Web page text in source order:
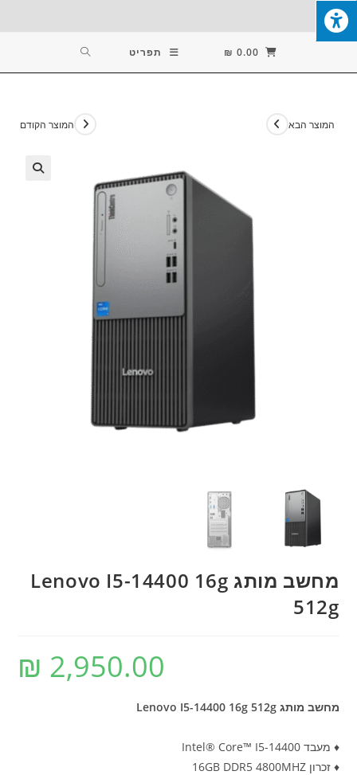
Skip
To
₪ 0.00 תפריט
המוצר הקודם המוצר הבא
מחשב מותג Lenovo I5-14400 16g
512g
₪ 2,950.00
מחשב מותג Lenovo I5-14400 16g 512g
♦ מעבד Intel® Core™ I5-14400
♦ זכרון 16GB DDR5 4800MHZ